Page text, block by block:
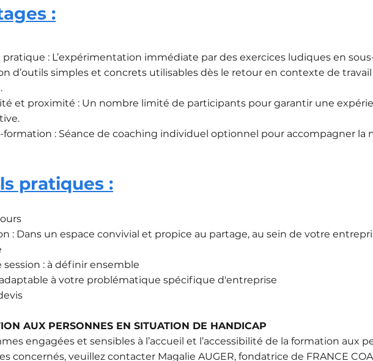
:
: L’expérimentation immédiate par des exercices ludiques en
d’outils simples et concrets utilisables dès le retour en contexte de
et proximité : Un nombre limité de participants pour garantir une
formation : Séance de coaching individuel optionnel pour accompagner la
pratiques :
: Dans un espace convivial et propice au partage, au sein de votre
session : à définir ensemble
à votre problématique spécifique d'entreprise
AUX PERSONNES EN SITUATION DE HANDICAP
engagées et sensibles à l’accueil et l’accessibilité de la formation aux
concernés, veuillez contacter Magalie AUGER, fondatrice de FRANCE